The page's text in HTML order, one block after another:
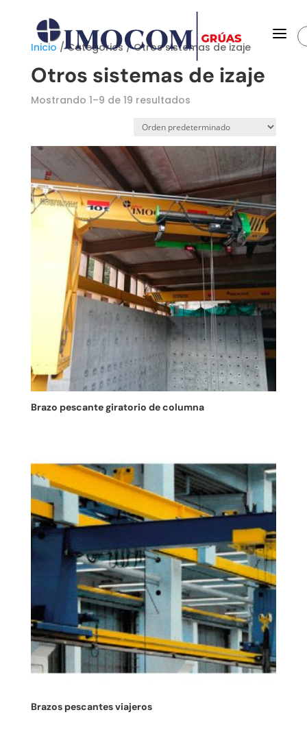
a
Inicio / Categories / Otros sistemas de izaje
Otros sistemas de izaje
Mostrando 1–9 de 19 resultados
Brazo pescante giratorio de columna
Brazos pescantes viajeros